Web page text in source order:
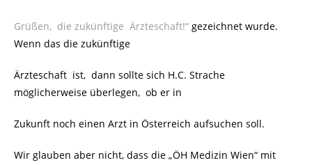
Grüßen, die zukünftige Ärzteschaft!“ gezeichnet wurde.
Wenn das die zukünftige
Ärzteschaft ist, dann sollte sich H.C. Strache
möglicherweise überlegen, ob er in
Zukunft noch einen Arzt in Österreich aufsuchen soll.
Wir glauben aber nicht, dass die „ÖH Medizin Wien“ mit